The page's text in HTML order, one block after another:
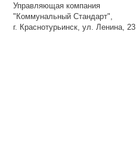
Управляющая компания
"Коммунальный Стандарт",
г. Краснотурьинск, ул. Ленина, 23